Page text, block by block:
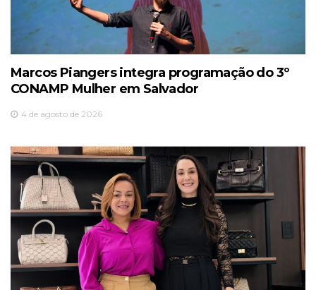
Marcos Piangers integra programação do 3º
CONAMP Mulher em Salvador
4 de agosto de 2026